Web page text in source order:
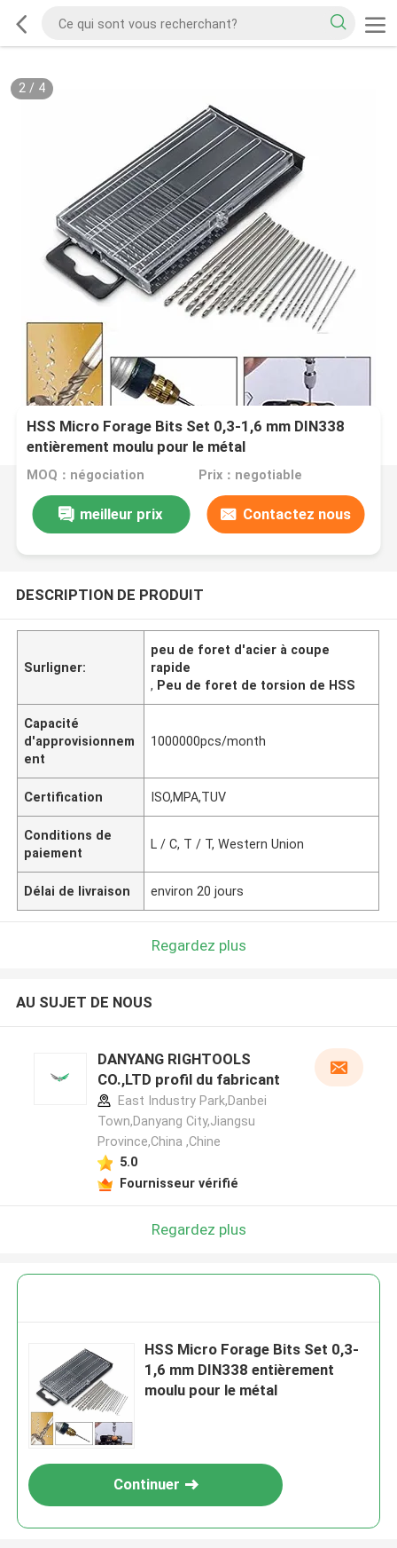
2/ 4
HSS Micro Forage Bits Set 0,3-1,6 mm DIN338
entièrement moulu pour le métal
MOQ：négociation Prix：negotiable
meilleur prix Contactez nous
DESCRIPTION DE PRODUIT
Surligner:
peu de foret d'acier à coupe
rapide
, Peu de foret de torsion de HSS
Capacité
d'approvisionnem
ent
1000000pcs/month
Certification ISO,MPA,TUV
Conditions de
paiement
L / C, T / T, Western Union
Délai de livraison environ 20 jours
Regardez plus
AU SUJET DE NOUS
DANYANG RIGHTOOLS
CO.,LTD profil du fabricant
East Industry Park,Danbei
Town,Danyang City,Jiangsu
Province,China ,Chine
5.0
Fournisseur vérifié
Regardez plus
HSS Micro Forage Bits Set 0,3-
1,6 mm DIN338 entièrement
moulu pour le métal
Continuer